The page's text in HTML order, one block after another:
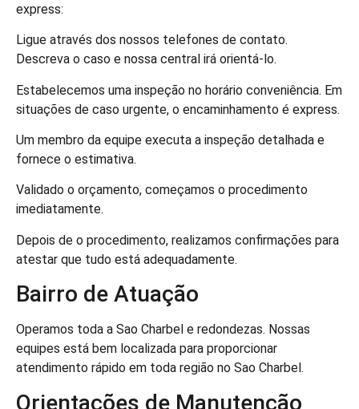
express:
Ligue através dos nossos telefones de contato.
Descreva o caso e nossa central irá orientá-lo.
Estabelecemos uma inspeção no horário conveniência. Em
situações de caso urgente, o encaminhamento é express.
Um membro da equipe executa a inspeção detalhada e
fornece o estimativa.
Validado o orçamento, começamos o procedimento
imediatamente.
Depois de o procedimento, realizamos confirmações para
atestar que tudo está adequadamente.
Bairro de Atuação
Operamos toda a Sao Charbel e redondezas. Nossas
equipes está bem localizada para proporcionar
atendimento rápido em toda região no Sao Charbel.
Orientações de Manutenção